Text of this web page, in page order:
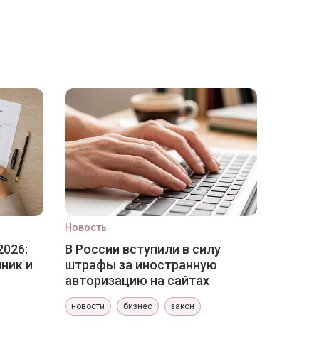
и
Новость
В России вступили в силу
штрафы за иностранную
авторизацию на сайтах
новости бизнес закон